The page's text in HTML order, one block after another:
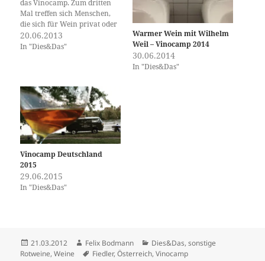
das Vinocamp. Zum dritten
Mal treffen sich Menschen,
die sich für Wein privat oder
beruflich begeistern und die
diese Begeisterung
altmodische Einrichtungen
wie Weinforen teilen. Zum
zweiten Mal…
20.06.2013
In "Dies&Das"
Warmer Wein mit Wilhelm
Weil – Vinocamp 2014
30.06.2014
In "Dies&Das"
Vinocamp Deutschland
2015
29.06.2015
In "Dies&Das"
Veröffentlicht
am
21.03.2012 Autor
Felix Bodmann Kategorien
Dies&Das,sonstige
Rotweine,Weine Schlagwörter
Fiedler,Österreich,Vinocamp